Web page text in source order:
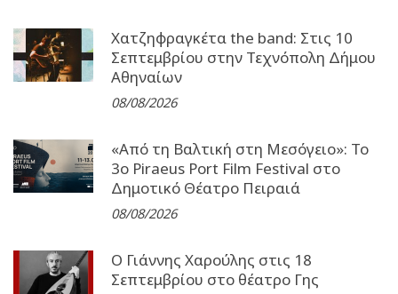
Χατζηφραγκέτα the band: Στις 10
Σεπτεμβρίου στην Τεχνόπολη Δήμου
Αθηναίων
08/08/2026
«Από τη Βαλτική στη Μεσόγειο»: Το
3o Piraeus Port Film Festival στο
Δημοτικό Θέατρο Πειραιά
08/08/2026
Ο Γιάννης Χαρούλης στις 18
Σεπτεμβρίου στο θέατρο Γης